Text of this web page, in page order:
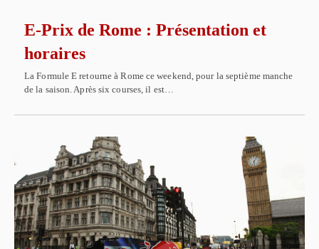
E-Prix de Rome : Présentation et
horaires
La Formule E retourne à Rome ce weekend, pour la septième manche
de la saison. Après six courses, il est…